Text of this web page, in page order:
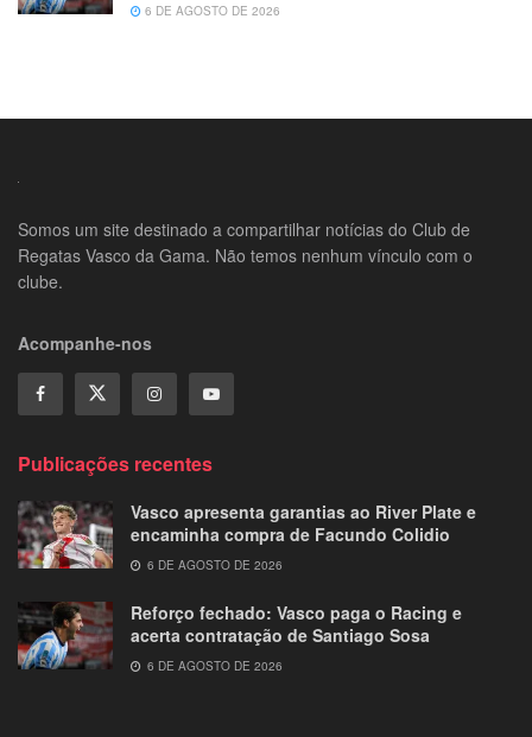
6 DE AGOSTO DE 2026
Somos um site destinado a compartilhar notícias do Club de
Regatas Vasco da Gama. Não temos nenhum vínculo com o
clube.
Acompanhe-nos
Publicações recentes
Vasco apresenta garantias ao River Plate e
encaminha compra de Facundo Colidio
6 DE AGOSTO DE 2026
Reforço fechado: Vasco paga o Racing e
acerta contratação de Santiago Sosa
6 DE AGOSTO DE 2026